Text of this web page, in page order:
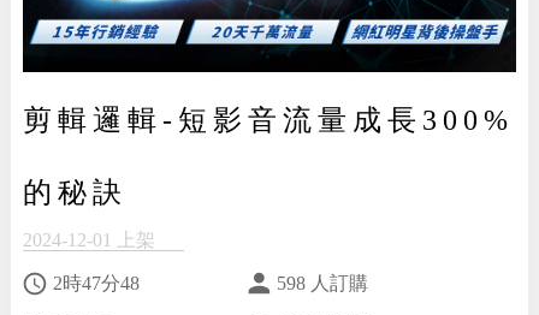
剪輯邏輯-短影音流量成長300%
的秘訣
2024-12-01 上架
2時47分48 598 人訂購